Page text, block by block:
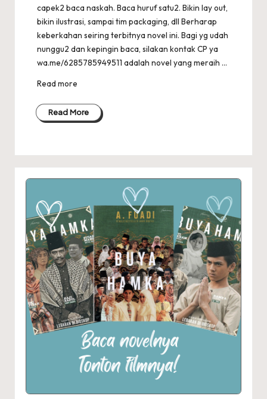
capek2 baca naskah. Baca huruf satu2. Bikin lay out,
bikin ilustrasi, sampai tim packaging, dll Berharap
keberkahan seiring terbitnya novel ini. Bagi yg udah
nunggu2 dan kepingin baca, silakan kontak CP ya
wa.me/6285785949511 adalah novel yang meraih ...
Read more
Read More